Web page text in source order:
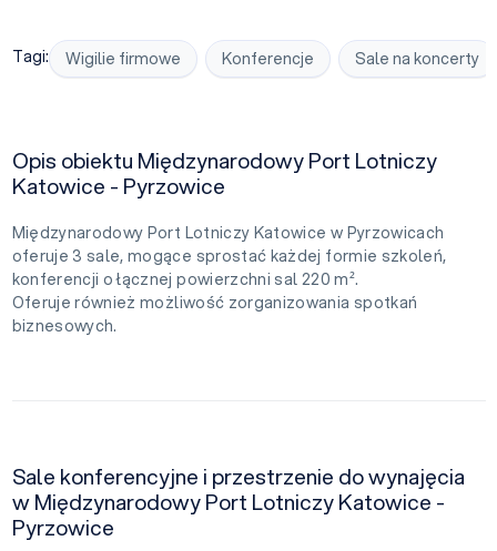
Tagi: Wigilie firmowe Konferencje Sale na koncerty
Opis obiektu Międzynarodowy Port Lotniczy
Katowice - Pyrzowice
Międzynarodowy Port Lotniczy Katowice w Pyrzowicach
oferuje 3 sale, mogące sprostać każdej formie szkoleń,
konferencji o łącznej powierzchni sal 220 m².
Oferuje również możliwość zorganizowania spotkań
biznesowych.
Sale konferencyjne i przestrzenie do wynajęcia
w Międzynarodowy Port Lotniczy Katowice -
Pyrzowice